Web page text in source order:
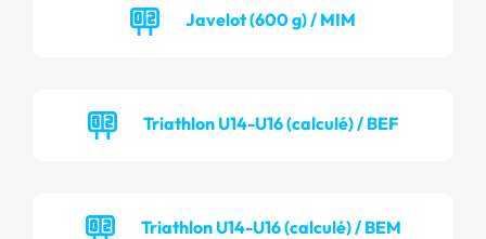
Javelot (600 g) / MIM
Triathlon U14-U16 (calculé) / BEF
Triathlon U14-U16 (calculé) / BEM